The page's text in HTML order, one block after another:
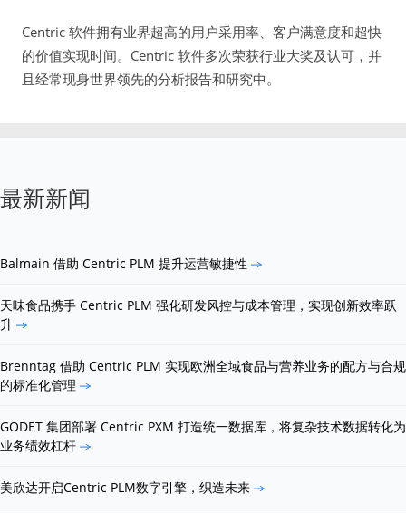
Centric 软件拥有业界超高的用户采用率、客户满意度和超快
的价值实现时间。Centric 软件多次荣获行业大奖及认可，并
且经常现身世界领先的分析报告和研究中。
最新新闻
Balmain 借助 Centric PLM 提升运营敏捷性
天味食品携手 Centric PLM 强化研发风控与成本管理，实现创新效率跃
升
Brenntag 借助 Centric PLM 实现欧洲全域食品与营养业务的配方与合规
的标准化管理
GODET 集团部署 Centric PXM 打造统一数据库，将复杂技术数据转化为
业务绩效杠杆
美欣达开启Centric PLM数字引擎，织造未来